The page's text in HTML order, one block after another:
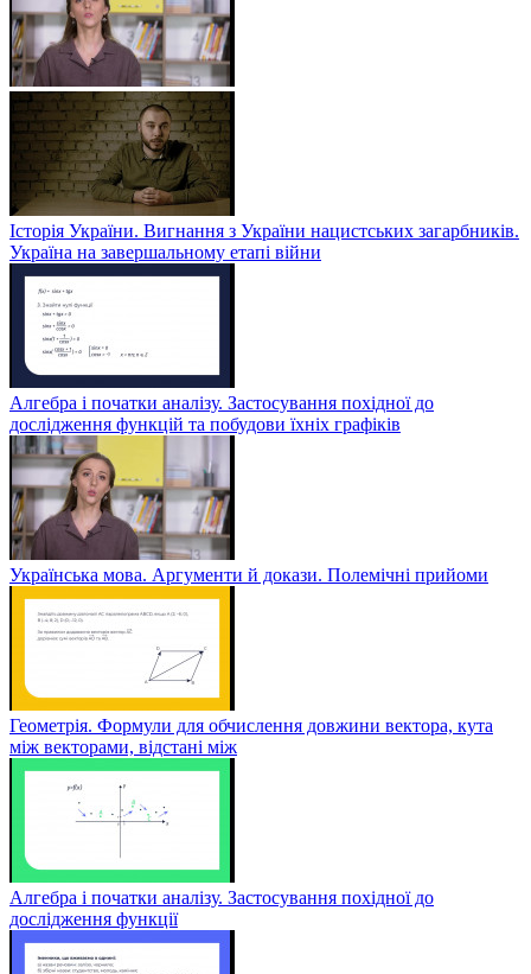
Історія України. Вигнання з України нацистських загарбників.
Україна на завершальному етапі війни
Алгебра і початки аналізу. Застосування похідної до
дослідження функцій та побудови їхніх графіків
Українська мова. Аргументи й докази. Полемічні прийоми
Геометрія. Формули для обчислення довжини вектора, кута
між векторами, відстані між
Алгебра і початки аналізу. Застосування похідної до
дослідження функції